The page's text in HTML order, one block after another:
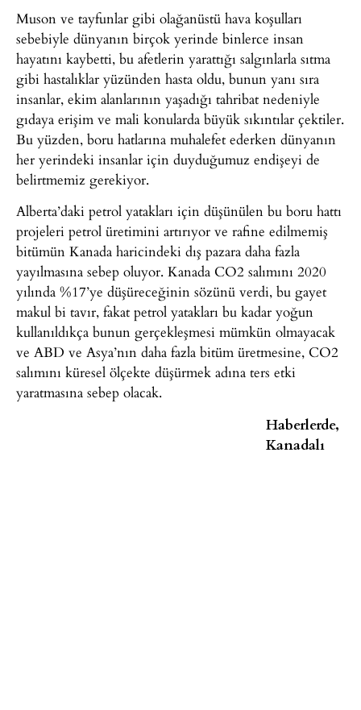
Muson ve tayfunlar gibi olağanüstü hava koşulları
sebebiyle dünyanın birçok yerinde binlerce insan
hayatını kaybetti, bu afetlerin yarattığı salgınlarla sıtma
gibi hastalıklar yüzünden hasta oldu, bunun yanı sıra
insanlar, ekim alanlarının yaşadığı tahribat nedeniyle
gıdaya erişim ve mali konularda büyük sıkıntılar çektiler.
Bu yüzden, boru hatlarına muhalefet ederken dünyanın
her yerindeki insanlar için duyduğumuz endişeyi de
belirtmemiz gerekiyor.
Alberta’daki petrol yatakları için düşünülen bu boru hattı
projeleri petrol üretimini artırıyor ve rafine edilmemiş
bitümün Kanada haricindeki dış pazara daha fazla
yayılmasına sebep oluyor. Kanada CO2 salımını 2020
yılında %17’ye düşüreceğinin sözünü verdi, bu gayet
makul bi tavır, fakat petrol yatakları bu kadar yoğun
kullanıldıkça bunun gerçekleşmesi mümkün olmayacak
ve ABD ve Asya’nın daha fazla bitüm üretmesine, CO2
salımını küresel ölçekte düşürmek adına ters etki
yaratmasına sebep olacak.
Haberlerde,
Kanadalı